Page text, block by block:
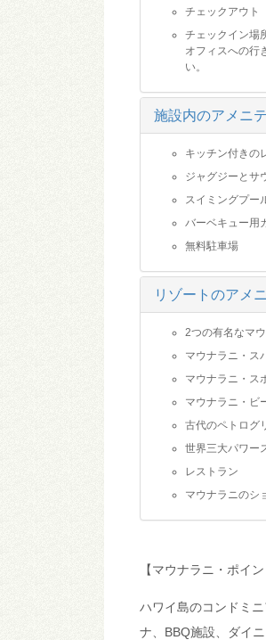
チェックアウ
チェックイン場
オフィスへの行
い。
施設内のアメニ
キッチン付きの
ジャグジーとサ
スイミングプー
バーベキュー用
無料駐車場
リゾートのアメ
2つの有名なマ
マウナラニ・ス
マウナラニ・ス
マウナラニ・ビ
古代のペトログ
世界三大パワー
レストラン
マウナラニのシ
【マウナラニ・ポイ
ハワイ島のコンドミ
ナ、BBQ施設、ダイ